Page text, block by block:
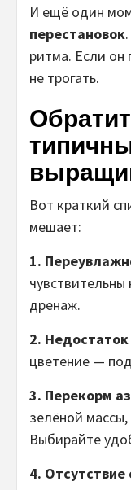
И ещё один
перестановок
ритма. Если
не трогать.
Вот краткий
мешает:
1.
дренаж.
2. Недостаток
цветение —
3. Перекорм
зелёной
Выбирайте
4. Отсутствие